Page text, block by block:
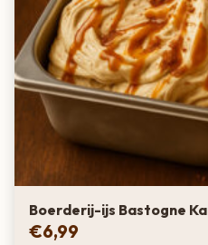
Boerderij-ijs Bastogne
€6,99